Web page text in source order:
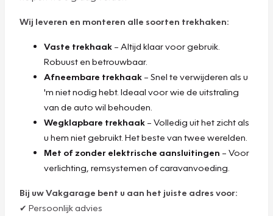
Wij leveren en monteren alle soorten trekhaken:
Vaste trekhaak – Altijd klaar voor gebruik.
Robuust en betrouwbaar.
Afneembare trekhaak – Snel te verwijderen als u
'm niet nodig hebt. Ideaal voor wie de uitstraling
van de auto wil behouden.
Wegklapbare trekhaak – Volledig uit het zicht als
u hem niet gebruikt. Het beste van twee werelden.
Met of zonder elektrische aansluitingen – Voor
verlichting, remsystemen of caravanvoeding.
Bij uw Vakgarage bent u aan het juiste adres voor:
✔ Persoonlijk advies